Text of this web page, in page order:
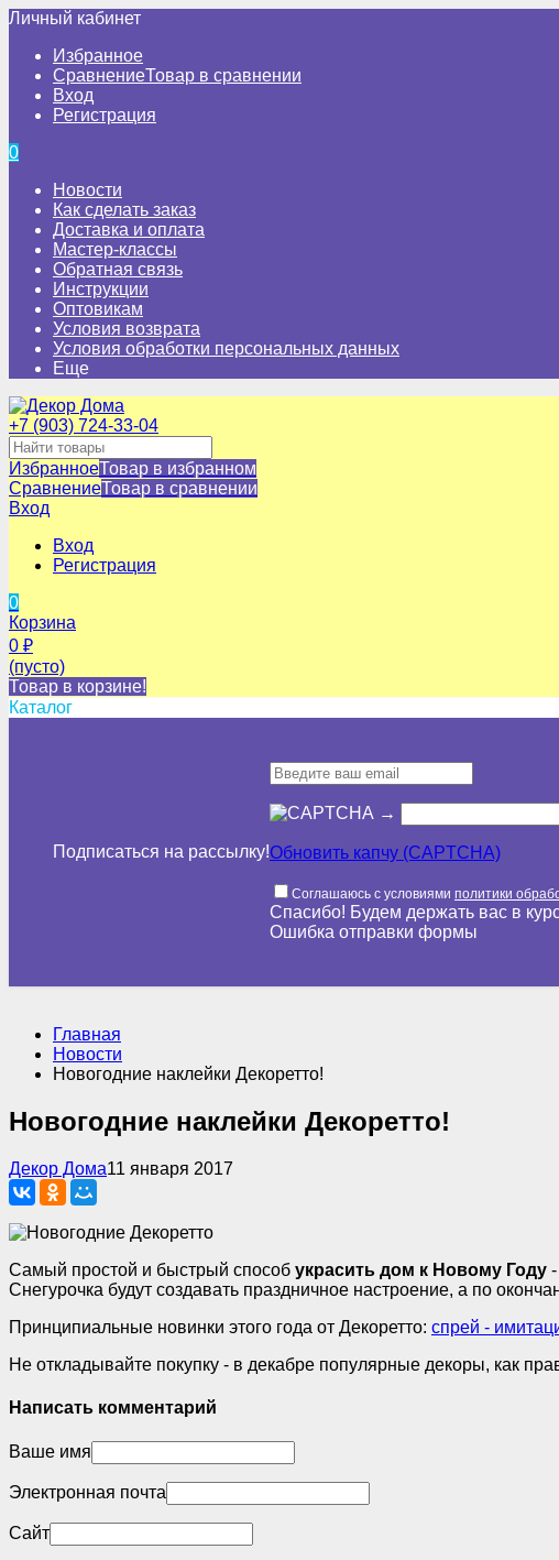
Личный кабинет
Избранное
СравнениеТовар в сравнении
Вход
Регистрация
0
Новости
Как сделать заказ
Доставка и оплата
Мастер-классы
Обратная связь
Инструкции
Оптовикам
Условия возврата
Условия обработки персональных данных
Еще
+7 (903) 724-33-04
ИзбранноеТовар в избранном
СравнениеТовар в сравнении
Вход
Вход
Регистрация
0
Корзина
0 ₽
(пусто)
Товар в корзине!
Каталог
Подписаться на рассылкy!
→
Обновить капчу (CAPTCHA)
Соглашаюсь с условиями политики
Спасибо! Будем держать вас в
Ошибка отправки формы
Главная
Новости
Новогодние наклейки Декоретто!
Новогодние наклейки Декоретто!
Декор Дома11 января 2017
Самый простой и быстрый способ украсить дом к Новому Году
Снегурочка будут создавать праздничное настроение, а по
Принципиальные новинки этого года от Декоретто: спрей -
Не откладывайте покупку - в декабре популярные декоры, как
Написать комментарий
Ваше имя
Электронная почта
Сайт